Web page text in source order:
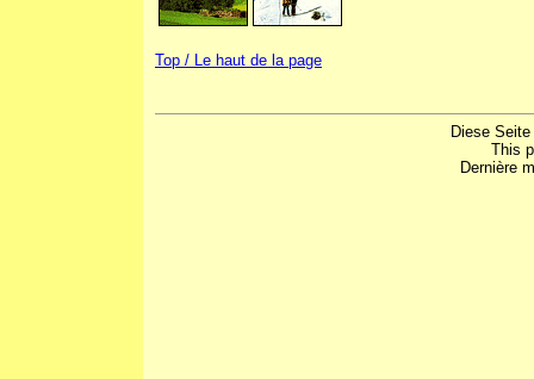
Top / Le haut de la page
Diese
This
Dernière